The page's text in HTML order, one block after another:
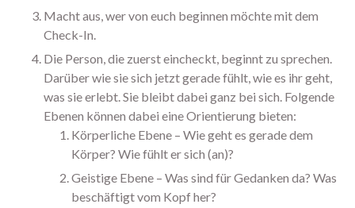
September 2024
August 2024
Juli 2024
Juni 2024
Mai 2024
März 2024
Macht aus, wer von euch beginnen möchte mit dem
Check-In.
Die Person, die zuerst eincheckt, beginnt zu sprechen.
Darüber wie sie sich jetzt gerade fühlt, wie es ihr geht,
was sie erlebt. Sie bleibt dabei ganz bei sich. Folgende
Ebenen können dabei eine Orientierung bieten:
Körperliche Ebene – Wie geht es gerade dem
Körper? Wie fühlt er sich (an)?
Geistige Ebene – Was sind für Gedanken da? Was
beschäftigt vom Kopf her?